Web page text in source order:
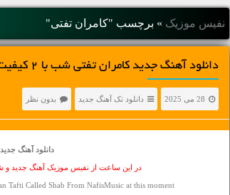
نفیس موزیک » برچسب "کامران تفتی"
دانلود آهنگ جديد کامران تفتی شب با 2 کیفیت و متن آهنگ
28 می 2025 دانلود تک آهنگ جدید بدون نظر
دانلود آهنگ جدید
در این ساعت از نفیس موزیک آهنگ جدید و
Tafti Called Shab From NafisMusic at this moment